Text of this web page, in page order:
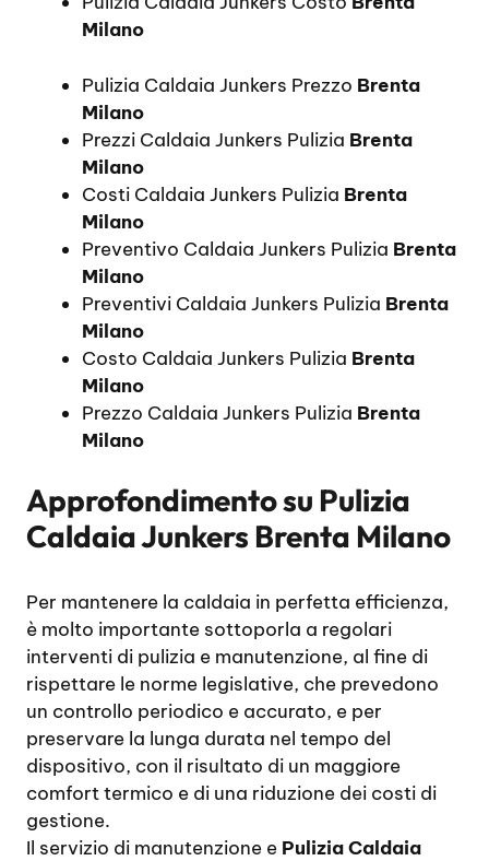
Milano
Pulizia Caldaia Junkers Prezzo Brenta
Milano
Prezzi Caldaia Junkers Pulizia Brenta
Milano
Costi Caldaia Junkers Pulizia Brenta
Milano
Preventivo Caldaia Junkers Pulizia Brenta
Milano
Preventivi Caldaia Junkers Pulizia Brenta
Milano
Costo Caldaia Junkers Pulizia Brenta
Milano
Prezzo Caldaia Junkers Pulizia Brenta
Milano
Approfondimento su Pulizia
Caldaia Junkers Brenta Milano
Per mantenere la caldaia in perfetta efficienza,
è molto importante sottoporla a regolari
interventi di pulizia e manutenzione, al fine di
rispettare le norme legislative, che prevedono
un controllo periodico e accurato, e per
preservare la lunga durata nel tempo del
dispositivo, con il risultato di un maggiore
comfort termico e di una riduzione dei costi di
gestione.
Il servizio di manutenzione e Pulizia Caldaia